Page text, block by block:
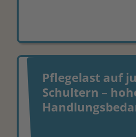
Pflegelast auf
Schultern –